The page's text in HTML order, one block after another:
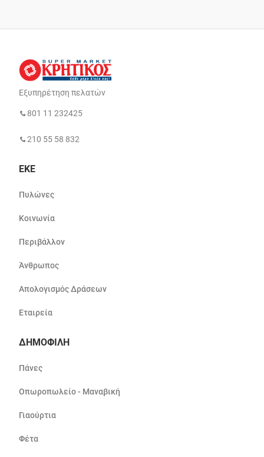
Εξυπηρέτηση πελατών
801 11 232425
210 55 58 832
ΕΚΕ
Πυλώνες
Κοινωνία
Περιβάλλον
Άνθρωπος
Απολογισμός Δράσεων
Εταιρεία
ΔΗΜΟΦΙΛΗ
Πάνες
Οπωροπωλείο - Μαναβική
Γιαούρτια
Φέτα